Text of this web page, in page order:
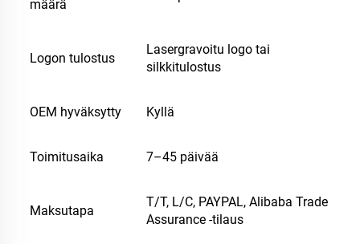
määrä
Logon tulostus
Lasergravoitu logo tai
silkkitulostus
OEM hyväksytty Kyllä
Toimitusaika 7–45 päivää
Maksutapa
T/T, L/C, PAYPAL, Alibaba Trade
Assurance -tilaus